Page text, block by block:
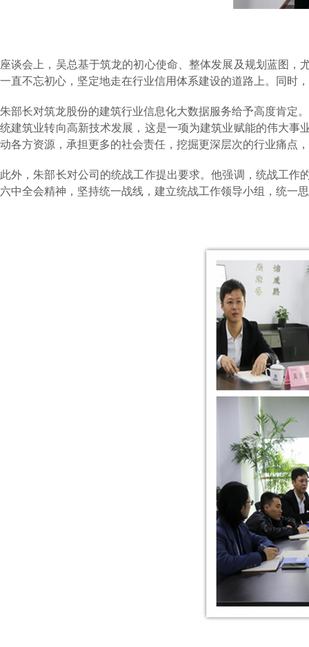
座谈会上，吴总基于筑龙的初心使命、整体发展及规划蓝图
一直不忘初心，坚定地走在行业信用体系建设的道路上。同时
朱部长对筑龙股份的建筑行业信息化大数据服务给予高度肯定
统建筑业转向高新技术发展，这是一项为建筑业赋能的伟大
动各方资源，承担更多的社会责任，挖掘更深层次的行业痛点
此外，朱部长对公司的统战工作提出要求。他强调，统战工
六中全会精神，坚持统一战线，建立统战工作领导小组，统一